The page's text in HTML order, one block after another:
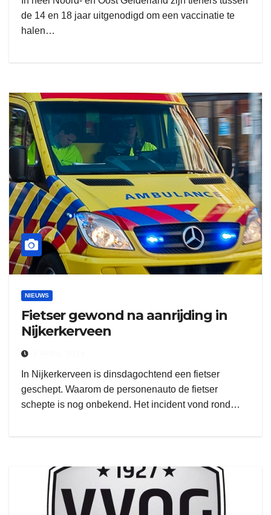
de 14 en 18 jaar uitgenodigd om een vaccinatie te
halen…
NIEUWS
Fietser gewond na aanrijding in
Nijkerkerveen
In Nijkerkerveen is dinsdagochtend een fietser
geschept. Waarom de personenauto de fietser
schepte is nog onbekend. Het incident vond rond…